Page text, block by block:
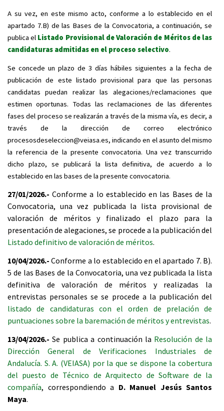
A su vez, en este mismo acto, conforme a lo establecido en el
apartado 7.B) de las Bases de la Convocatoria, a continuación, se
publica el Listado Provisional de Valoración de Méritos de las
candidaturas admitidas en el proceso selectivo.
Se concede un plazo de 3 días hábiles siguientes a la fecha de
publicación de este listado provisional para que las personas
candidatas puedan realizar las alegaciones/reclamaciones que
estimen oportunas. Todas las reclamaciones de las diferentes
fases del proceso se realizarán a través de la misma vía, es decir, a
través de la dirección de correo electrónico
procesosdeseleccion@veiasa.es, indicando en el asunto del mismo
la referencia de la presente convocatoria. Una vez transcurrido
dicho plazo, se publicará la lista definitiva, de acuerdo a lo
establecido en las bases de la presente convocatoria.
27/01/2026.- Conforme a lo establecido en las Bases de la
Convocatoria, una vez publicada la lista provisional de
valoración de méritos y finalizado el plazo para la
presentación de alegaciones, se procede a la publicación del
Listado definitivo de valoración de méritos.
10/04/2026.-Conforme a lo establecido en el apartado 7. B).
5 de las Bases de la Convocatoria, una vez publicada la lista
definitiva de valoración de méritos y realizadas la
entrevistas personales se se procede a la publicación del
listado de candidaturas con el orden de prelación de
puntuaciones sobre la baremación de méritos y entrevistas.
13/04/2026.- Se publica a continuación la Resolución de la
Dirección General de Verificaciones Industriales de
Andalucía. S. A. (VEIASA) por la que se dispone la cobertura
del puesto de Técnico de Arquitecto de Software de la
compañía, correspondiendo a D. Manuel Jesús Santos
Maya.